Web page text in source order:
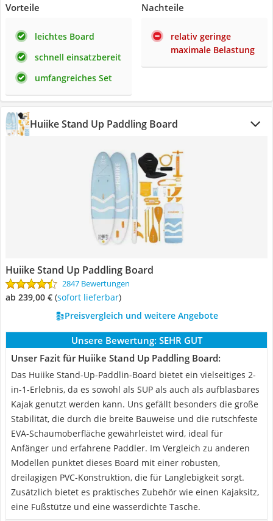
Vorteile
leichtes Board
schnell einsatzbereit
umfangreiches Set
Nachteile
relativ geringe
maximale Belastung
Huiike Stand Up Paddling Board
Huiike Stand Up Paddling Board
2847 Bewertungen
ab 239,00 € ( Sofort lieferbar)
Preisvergleich und weitere Angebote
Unsere Bewertung: SEHR GUT
Unser Fazit für Huiike Stand Up Paddling Board:
Das Huiike Stand-Up-Paddlin-Board bietet ein vielseitiges 2-
in-1-Erlebnis, da es sowohl als SUP als auch als aufblasbares
Kajak genutzt werden kann. Uns gefällt besonders die große
Stabilität, die durch die breite Bauweise und die rutschfeste
EVA-Schaumoberfläche gewährleistet wird, ideal für
Anfänger und erfahrene Paddler. Im Vergleich zu anderen
Modellen punktet dieses Board mit einer robusten,
dreilagigen PVC-Konstruktion, die für Langlebigkeit sorgt.
Zusätzlich bietet es praktisches Zubehör wie einen Kajaksitz,
eine Fußstütze und eine wasserdichte Tasche.